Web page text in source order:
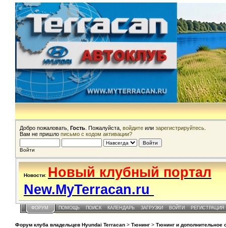
Добро пожаловать, Гость . Пожалуйста, войдите или зарегистрируйтесь
Вам не пришло письмо с кодом активации?
Войти
Новости: Новый клубный портал
New.MyTerracan.ru
ФОРУМ ПОМОЩЬ ПОИСК КАЛЕНДАРЬ ЗАГРУЗКИ ВОЙТИ РЕГИСТРАЦИЯ
Форум клуба владельцев Hyundai Terracan > Тюнинг > Тюнинг и дополнительное